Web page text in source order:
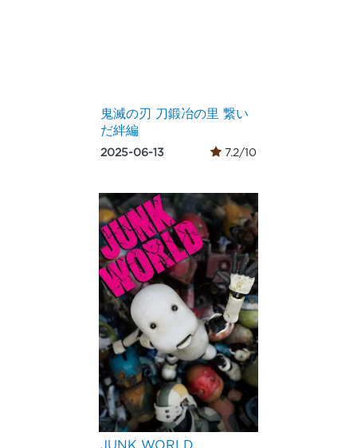
鬼滅の刃 刀鍛冶の里 繋い
だ絆編
2025-06-13 7.2/10